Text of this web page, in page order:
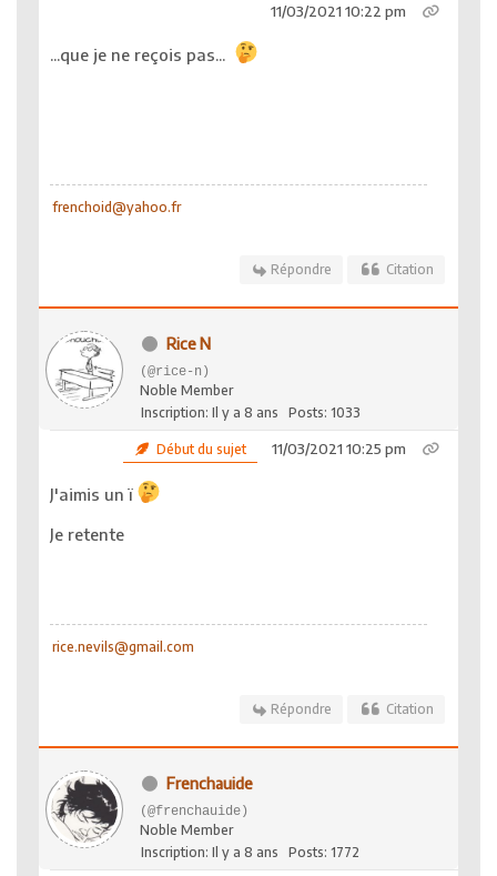
11/03/2021 10:22 pm
...que je ne reçois pas...
frenchoid@yahoo.fr
Répondre Citation
Rice N
(@rice-n)
Noble Member
Inscription: Il y a 8 ans
Posts: 1033
Début du sujet 11/03/2021 10:25 pm
J'aimis un ï
Je retente
rice.nevils@gmail.com
Répondre Citation
Frenchauide
(@frenchauide)
Noble Member
Inscription: Il y a 8 ans
Posts: 1772